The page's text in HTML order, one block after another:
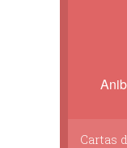
Cartas